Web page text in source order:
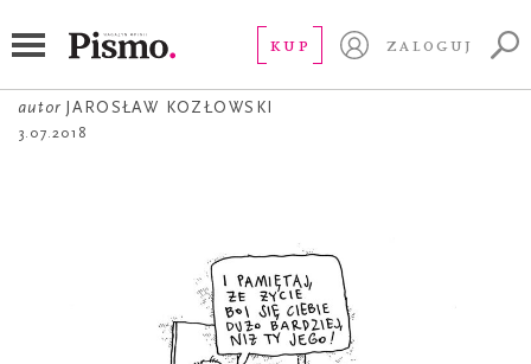
KUP ZALOGUJ
Rozmówki: Życie
autor JAROSŁAW KOZŁOWSKI
3.07.2018